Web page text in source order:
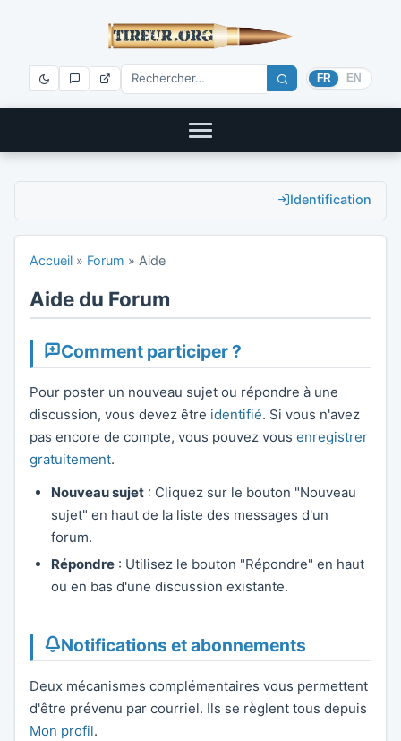
FR EN
Identification
Accueil » Forum » Aide
Aide du Forum
Comment participer ?
Pour poster un nouveau sujet ou répondre à une
discussion, vous devez être identifié. Si vous n'avez
pas encore de compte, vous pouvez vous enregistrer
gratuitement.
Nouveau sujet : Cliquez sur le bouton "Nouveau
sujet" en haut de la liste des messages d'un
forum.
Répondre : Utilisez le bouton "Répondre" en haut
ou en bas d'une discussion existante.
Notifications et abonnements
Deux mécanismes complémentaires vous permettent
d'être prévenu par courriel. Ils se règlent tous depuis
Mon profil.